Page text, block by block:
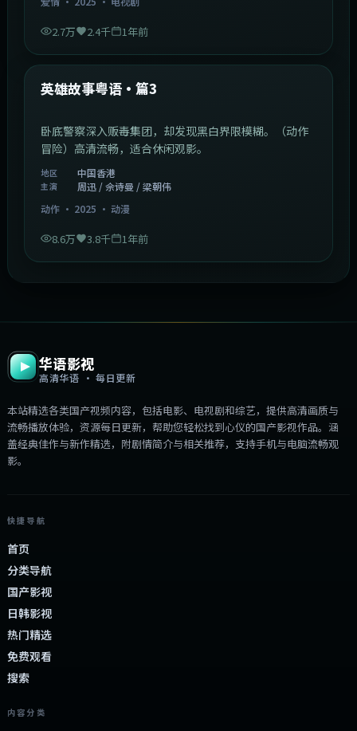
2.7万 2.4千 1年前
最新
英雄故事粤语·篇3
卧底警察深入贩毒集团，却发现黑白界限模糊。（动作
冒险）高清流畅，适合休闲观影。
地区 中国香港
主演
周迅 / 佘诗曼 / 梁朝伟
动作· 2025 · 动漫
8.6万 3.8千 1年前
华语影视
高清华语 · 每日更新
本站精选各类国产视频内容，包括电影、电视剧和综艺，提供高清画质与
流畅播放体验，资源每日更新，帮助您轻松找到心仪的国产影视作品。涵
盖经典佳作与新作精选，附剧情简介与相关推荐，支持手机与电脑流畅观
影。
快捷导航
首页
分类导航
国产影视
日韩影视
热门精选
免费观看
搜索
内容分类